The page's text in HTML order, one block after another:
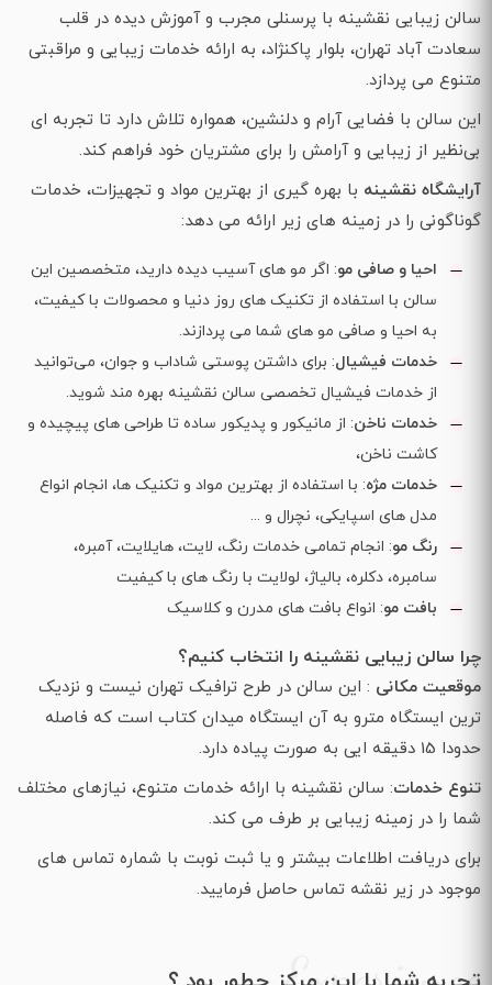
سالن زیبایی نقشینه با پرسنلی مجرب و آموزش دیده در قلب
سعادت آباد تهران، بلوار پاکنژاد، به ارائه خدمات زیبایی و مراقبتی
متنوع می‌ پردازد.
این سالن با فضایی آرام و دلنشین، همواره تلاش دارد تا تجربه‌ ای
بی‌نظیر از زیبایی و آرامش را برای مشتریان خود فراهم کند.
آرایشگاه نقشینه با بهره‌ گیری از بهترین مواد و تجهیزات، خدمات
گوناگونی را در زمینه‌ های زیر ارائه می‌ دهد:
احیا و صافی مو: اگر مو های آسیب‌ دیده دارید، متخصصین این
سالن با استفاده از تکنیک‌ های روز دنیا و محصولات با کیفیت،
به احیا و صافی مو های شما می‌ پردازند.
خدمات فیشیال: برای داشتن پوستی شاداب و جوان، می‌توانید
از خدمات فیشیال تخصصی سالن نقشینه بهره‌ مند شوید.
خدمات ناخن: از مانیکور و پدیکور ساده تا طراحی‌ های پیچیده و
کاشت ناخن،
خدمات مژه: با استفاده از بهترین مواد و تکنیک‌ ها، انجام انواع
مدل های اسپایکی، نچرال و ...
رنگ مو: انجام تمامی خدمات رنگ، لایت، هایلایت، آمبره،
سامبره، دکلره، بالیاژ، لولایت با رنگ های با کیفیت
بافت مو: انواع بافت‌ های مدرن و کلاسیک
چرا سالن زیبایی نقشینه را انتخاب کنیم؟
موقعیت مکانی : این سالن در طرح ترافیک تهران نیست و نزدیک
ترین ایستگاه مترو به آن ایستگاه میدان کتاب است که فاصله
حدودا 15 دقیقه ایی به صورت پیاده دارد.
تنوع خدمات: سالن نقشینه با ارائه خدمات متنوع، نیازهای مختلف
شما را در زمینه زیبایی بر طرف می‌ کند.
برای دریافت اطلاعات بیشتر و یا ثبت نوبت با شماره تماس های
موجود در زیر نقشه تماس حاصل فرمایید.